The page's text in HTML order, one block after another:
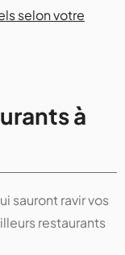
selon votre
à
sauront ravir vos
restaurants